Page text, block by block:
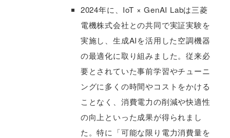
2024年に、IoT × GenAI Labは三菱
電機株式会社との共同で実証実験を
実施し、生成AIを活用した空調機器
の最適化に取り組みました。従来必
要とされていた事前学習やチューニ
ングに多くの時間やコストをかける
ことなく、消費電力の削減や快適性
の向上といった成果が得られまし
た。特に「可能な限り電力消費量を